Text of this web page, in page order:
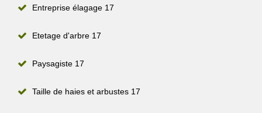
Entreprise élagage 17
Etetage d'arbre 17
Paysagiste 17
Taille de haies et arbustes 17